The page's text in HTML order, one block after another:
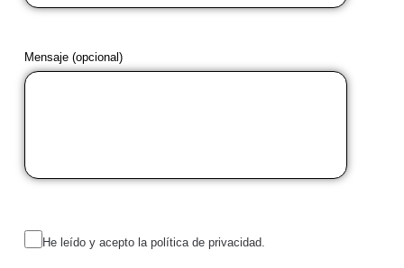
Mensaje (opcional)
He leído y acepto la política de privacidad.